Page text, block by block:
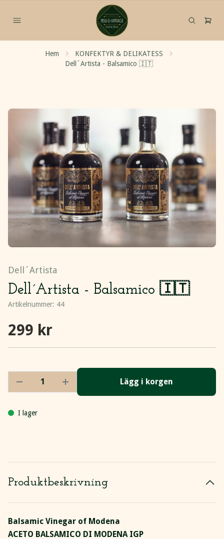
Hem
KONFEKTYR & DELIKATESS
Dell´Artista - Balsamico 🇮🇹
Dell´Artista
Dell´Artista - Balsamico 🇮🇹
Artikelnummer: 44
299 kr
Lägg i korgen
I lager
Produktbeskrivning
Balsamic Vinegar of Modena
ACETO BALSAMICO DI MODENA IGP